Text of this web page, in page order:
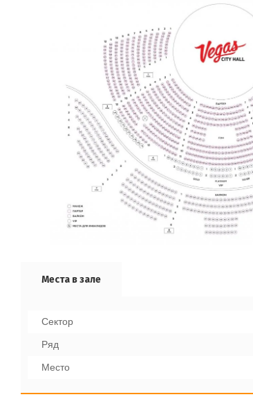
Места в зале
Cектор
Ряд
Место